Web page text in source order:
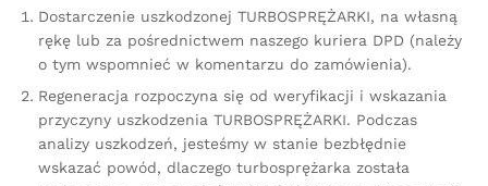
Dostarczenie uszkodzonej TURBOSPRĘŻARKI, na własną
rękę lub za pośrednictwem naszego kuriera DPD (należy
o tym wspomnieć w komentarzu do zamówienia).
Regeneracja rozpoczyna się od weryfikacji i wskazania
przyczyny uszkodzenia TURBOSPRĘŻARKI. Podczas
analizy uszkodzeń, jesteśmy w stanie bezbłędnie
wskazać powód, dlaczego turbosprężarka została